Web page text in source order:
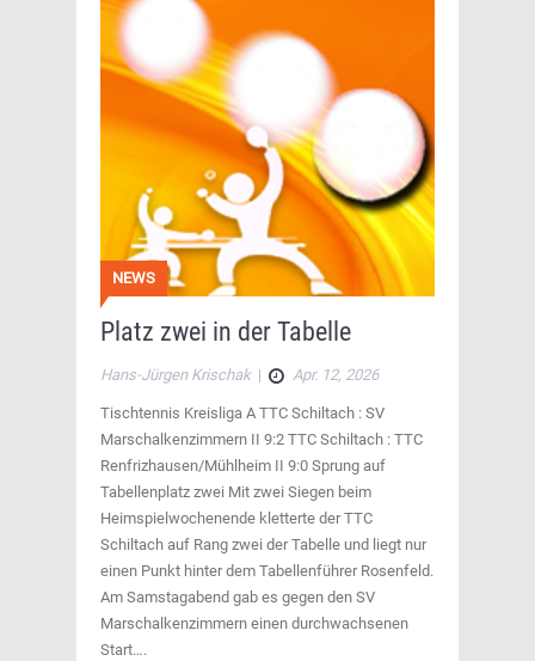
NEWS
Platz zwei in der Tabelle
Hans-Jürgen Krischak| Apr. 12, 2026
Tischtennis Kreisliga A TTC Schiltach : SV
Marschalkenzimmern II 9:2 TTC Schiltach : TTC
Renfrizhausen/Mühlheim II 9:0 Sprung auf
Tabellenplatz zwei Mit zwei Siegen beim
Heimspielwochenende kletterte der TTC
Schiltach auf Rang zwei der Tabelle und liegt nur
einen Punkt hinter dem Tabellenführer Rosenfeld.
Am Samstagabend gab es gegen den SV
Marschalkenzimmern einen durchwachsenen
Start….